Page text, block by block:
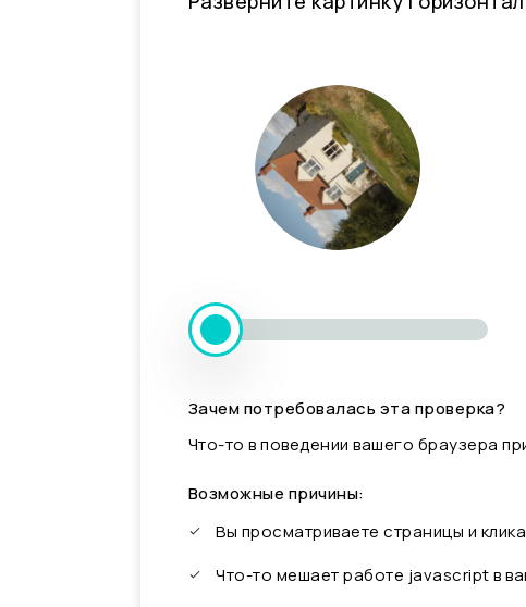
Зачем потребовалась эта проверка?
Что-то в поведении вашего браузера
Возможные причины:
Вы просматриваете страницы и
Что-то мешает работе javascript в